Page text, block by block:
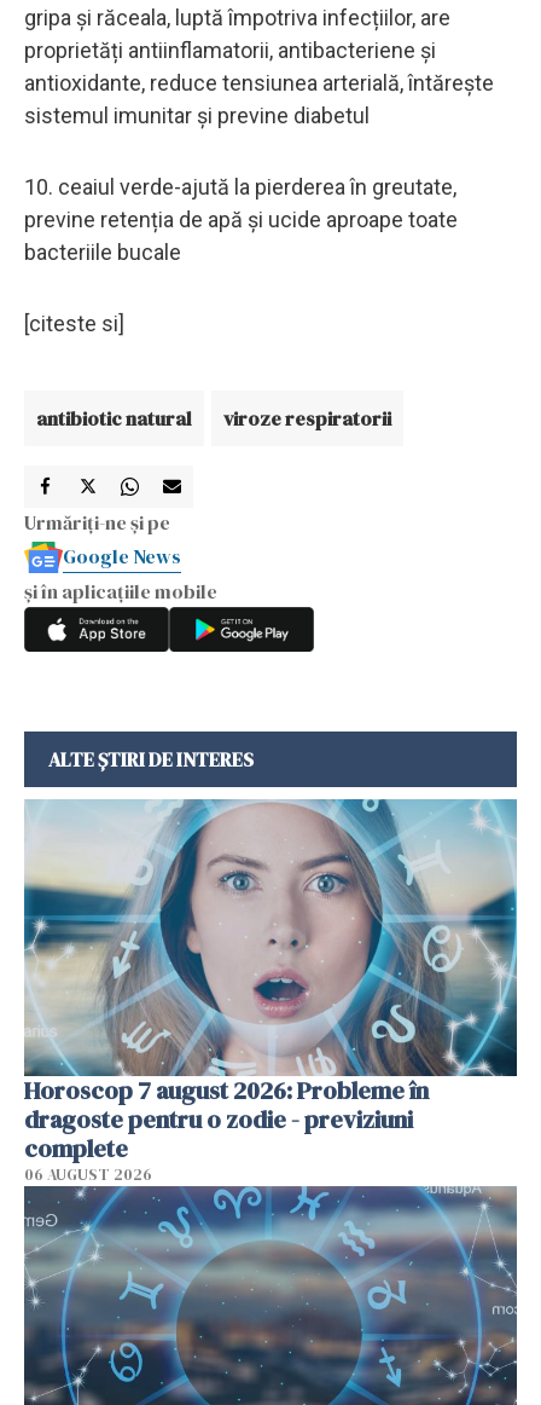
gripa și răceala, luptă împotriva infecțiilor, are
proprietăți antiinflamatorii, antibacteriene și
antioxidante, reduce tensiunea arterială, întărește
sistemul imunitar și previne diabetul
10. ceaiul verde-ajută la pierderea în greutate,
previne retenția de apă și ucide aproape toate
bacteriile bucale
[citeste si]
antibiotic natural viroze respiratorii
Urmăriți-ne și pe
Google News
și în aplicațiile mobile
ALTE ȘTIRI DE INTERES
Horoscop 7 august 2026: Probleme în
dragoste pentru o zodie - previziuni
complete
06 AUGUST 2026